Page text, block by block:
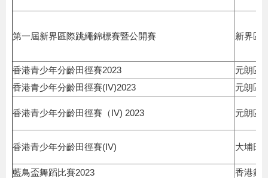
第一屆新界區際跳繩錦標賽暨公開賽 新界區
香港青少年分齡田徑賽2023
元朗區
香港青少年分齡田徑賽(IV)2023
元朗區
香港青少年分齡田徑賽（IV) 2023 元朗區
香港青少年分齡田徑賽(IV) 大埔田
藍鳥盃舞蹈比賽2023 香港舞